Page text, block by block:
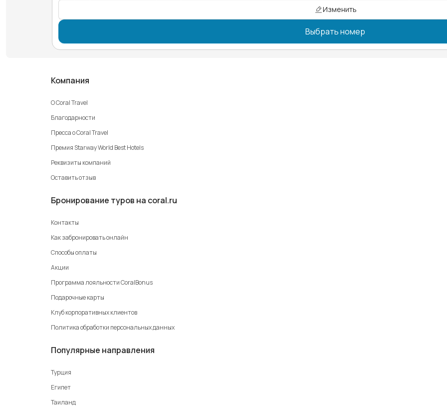
Изменить
Выбрать номер
Компания
О Coral Travel
Благодарности
Пресса о Coral Travel
Премия Starway World Best Hotels
Реквизиты компаний
Оставить отзыв
Бронирование туров на coral.ru
Контакты
Как забронировать онлайн
Способы оплаты
Акции
Программа лояльности CoralBonus
Подарочные карты
Клуб корпоративных клиентов
Политика обработки персональных данных
Популярные направления
Турция
Египет
Таиланд